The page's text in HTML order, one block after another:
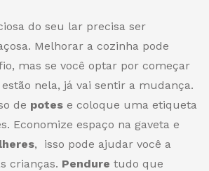
do seu lar precisa ser
Melhorar a cozinha pode
mas se você optar por começar
nela, já vai sentir a mudança.
de potes e coloque uma etiqueta
Economize espaço na gaveta e
, isso pode ajudar você a
crianças. Pendure tudo que